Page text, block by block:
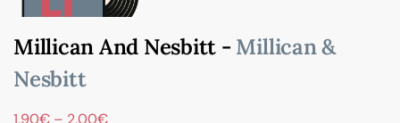
Millican And Nesbitt - Millican &
Nesbitt
1,90€ – 2,00€